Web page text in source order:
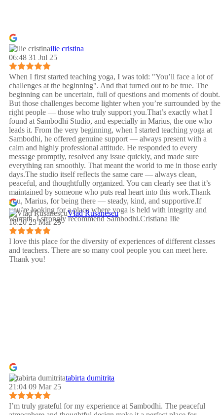
ilie cristina
06:48 31 Jul 25
When I first started teaching yoga, I was told: "You’ll face a lot of
challenges at the beginning". And that turned out to be true. The
beginning can be uncertain, full of questions and moments of doubt.
But those challenges become lighter when you’re surrounded by the
right people — those who truly support you.That’s exactly what I
found at Sambodhi Studio, and especially in Marius, the one who
leads it. From the very beginning, when I started teaching yoga at
Sambodhi, he offered genuine support — always present with a
calm and highly professional attitude. He responded to every
message promptly, resolved any issue quickly, and made sure
everything ran smoothly. That meant the world to me in those early
days.The studio itself reflects the same care — always clean,
peaceful, and thoughtfully organized. You can clearly see that it’s
maintained by someone who puts real heart into this work.Thank
you, Marius, for being there — steady, kind, and supportive.If
you’re looking for a place where yoga is held with integrity and
warmth, I strongly recommend Sambodhi.Cristiana Ilie
Vlad Rusanescu
18:20 23 Mar 25
I love this place for the diversity of experiences of different classes
and teachers. There are so many cool people you can meet here.
Thank you!
tabirta dumitrita
21:04 09 Mar 25
I’m truly grateful for my experience at Sambodhi. The peaceful